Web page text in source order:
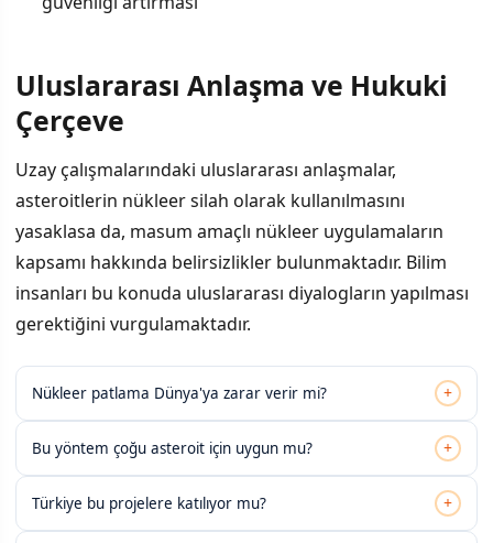
Uluslararası Anlaşma ve Hukuki
Çerçeve
Uzay çalışmalarındaki uluslararası anlaşmalar,
asteroitlerin nükleer silah olarak kullanılmasını
yasaklasa da, masum amaçlı nükleer uygulamaların
kapsamı hakkında belirsizlikler bulunmaktadır. Bilim
insanları bu konuda uluslararası diyalogların yapılması
gerektiğini vurgulamaktadır.
Nükleer patlama Dünya'ya zarar verir mi? +
Bu yöntem çoğu asteroit için uygun mu? +
Türkiye bu projelere katılıyor mu? +